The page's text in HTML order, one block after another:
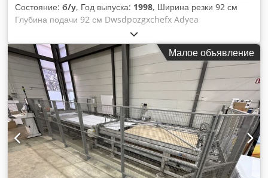
Состояние: б/у, Год выпуска: 1998, Ширина резки 92 см
Глубина подачи 92 см Dwsdpozgxchefx Adyea
Максимальная высота подачи 12 см
Малое объявление